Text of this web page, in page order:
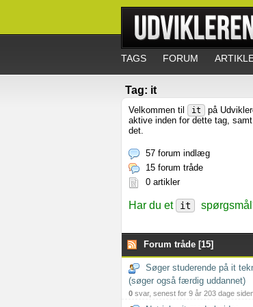
TAGS FORUM
Tag: it
Velkommen til it
på
aktive inden for dette tag,
det.
57 forum indlæg
15 forum tråde
0 artikler
Har du et it
Forum tråde [15]
Søger studerende på it
(søger også færdig uddannet)
0 svar, senest for 9 år 203 dage